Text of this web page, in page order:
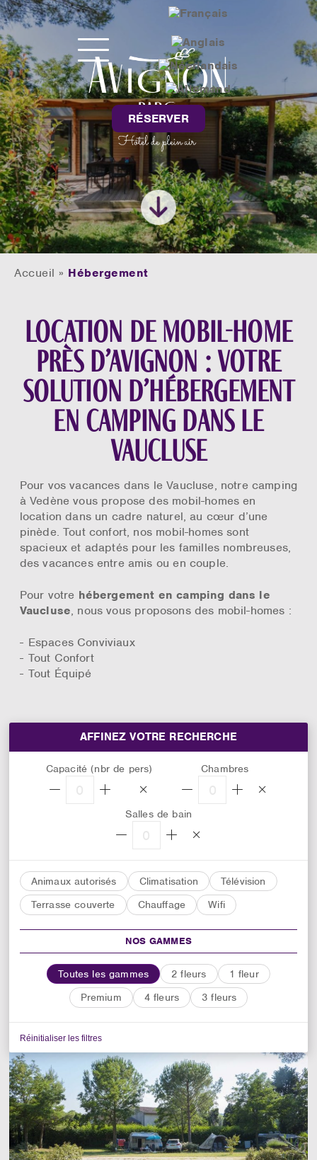
RÉSERVER
Accueil » Hébergement
Location de mobil-home
près d’Avignon : votre
solution d’hébergement
en camping dans le
Vaucluse
Pour vos vacances dans le Vaucluse, notre camping
à Vedène vous propose des mobil-homes en
location dans un cadre naturel, au cœur d’une
pinède. Tout confort, nos mobil-homes sont
spacieux et adaptés pour les familles nombreuses,
des vacances entre amis ou en couple.
Pour votre hébergement en camping dans le
Vaucluse, nous vous proposons des mobil-homes :
Espaces Conviviaux
Tout Confort
Tout Équipé
AFFINEZ VOTRE RECHERCHE
Capacité (nbr de pers) Chambres
Salles de bain
Animaux autorisés Climatisation
Télévision
Terrasse couverte
Chauffage Wifi
NOS GAMMES
Toutes les gammes 2 fleurs
1 fleur
Premium
4 fleurs 3 fleurs
Réinitialiser les filtres